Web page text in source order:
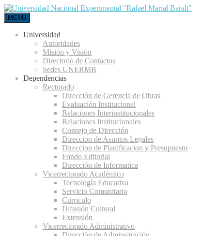
MENÚ
Universidad
Autoridades
Misión y Visión
Directorio de Contactos
Sedes UNERMB
Dependencias
Rectorado
Dirección de Gerencia de Obras
Evaluación Institucional
Relaciones Interinstitucionales
Relaciones Institucionales
Consejo de Dirección
Direccion de Asuntos Legales
Direccion de Planificacion y Presupuesto
Fondo Editorial
Dirección de Informatica
Vicerrectorado Académico
Tecnología Educativa
Servicio Comunitario
Curriculo
Difusión Cultural
Extensión
Vicerrectorado Administrativo